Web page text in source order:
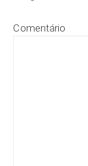
Comentário